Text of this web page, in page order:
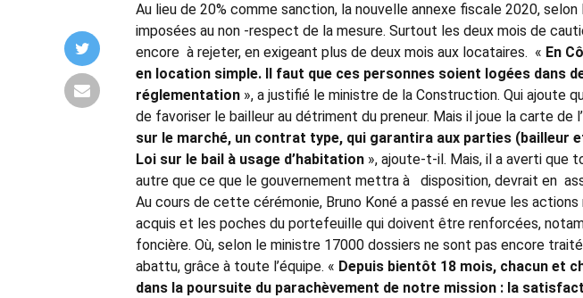
Au lieu de 20% comme sanction, la nouvelle annexe fiscale 2020,
imposées au non -respect de la mesure. Surtout les deux mois de
encore à rejeter, en exigeant plus de deux mois aux locataires. « En
en location simple. Il faut que ces personnes soient logées dans
réglementation », a justifié le ministre de la Construction. Qui ajoute
de favoriser le bailleur au détriment du preneur. Mais il joue la carte de
sur le marché, un contrat type, qui garantira aux parties (bailleur
Loi sur le bail à usage d’habitation », ajoute-t-il. Mais, il a averti que
autre que ce que le gouvernement mettra à disposition, devrait en
Au cours de cette cérémonie, Bruno Koné a passé en revue les
acquis et les poches du portefeuille qui doivent être renforcées,
foncière. Où, selon le ministre 17000 dossiers ne sont pas encore
abattu, grâce à toute l’équipe. « Depuis bientôt 18 mois, chacun et
dans la poursuite du parachèvement de notre mission : la